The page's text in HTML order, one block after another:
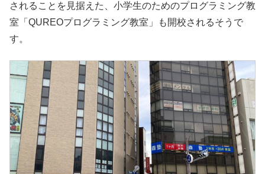
されることを見据えた、小学生のためのプログラミング教
室「QUREOプログラミング教室」も開校されるそうで
す。